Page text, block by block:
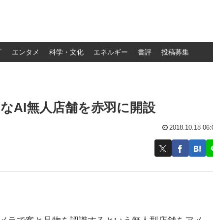
エンタメ 科学・文化 エネルギー 書評 投稿募集
AI無人店舗を赤羽に開設
2018.10.18